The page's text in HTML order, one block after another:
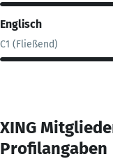
Englisch
C1 (Fließend)
XING
Profilangaben